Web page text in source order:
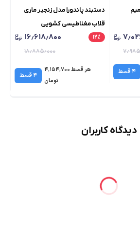
۴ قسط
دستبند پاندورا مدل زنجیر ماری
قلاب مغناطیسی کشویی
۱۲٪ ۱۶٫۶۱۸٫۸۰۰
۱۸٫۸۸۵٫۰۰۰
هر قسط ۴٬۱۵۴٬۷۰۰
تومان
۴ قسط
دیدگاه کاربران